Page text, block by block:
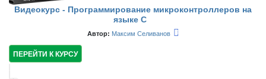
Видеокурс - Программирование микроконтроллеров на
языке С
Автор: Максим Селиванов
ПЕРЕЙТИ К КУРСУ